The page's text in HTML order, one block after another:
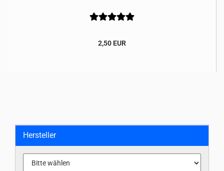
2,50 EUR
Hersteller